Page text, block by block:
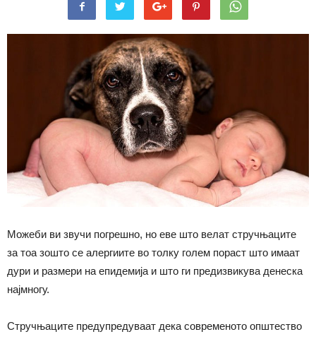
Можеби ви звучи погрешно, но еве што велат стручњаците
за тоа зошто се алергиите во толку голем пораст што имаат
дури и размери на епидемија и што ги предизвикува денеска
најмногу.
Стручњаците предупредуваат дека современото општество